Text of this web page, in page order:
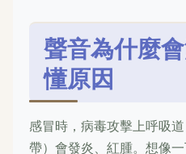
聲音為什麼
懂原因
感冒時，病毒攻擊上呼吸
帶）會發炎、紅腫。想像